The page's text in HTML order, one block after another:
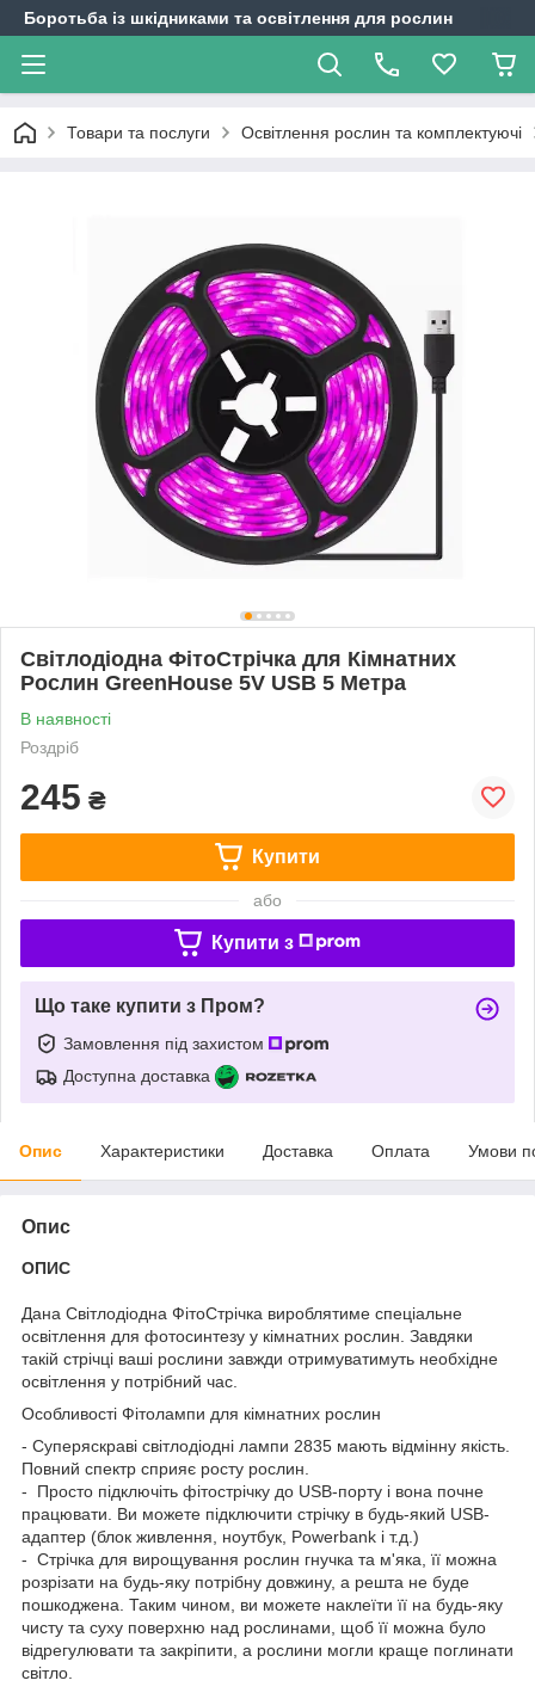
Боротьба із шкідниками та освітлення для рослин
Товари та послуги Освітлення рослин та комплектуючі
Світлодіодна ФітоСтрічка для Кімнатних
Рослин GreenHouse 5V USB 5 Метра
В наявності
Роздріб
245 ₴
Купити
або
Купити з
Що таке купити з Пром?
Замовлення під захистом
Доступна доставка
Опис Характеристики Доставка Оплата Умови
Опис
ОПИС
Дана Світлодіодна ФітоСтрічка вироблятиме спеціальне
освітлення для фотосинтезу у кімнатних рослин. Завдяки
такій стрічці ваші рослини завжди отримуватимуть необхідне
освітлення у потрібний час.
Особливості Фітолампи для кімнатних рослин
- Суперяскраві світлодіодні лампи 2835 мають відмінну якість.
Повний спектр сприяє росту рослин.
- Просто підключіть фітострічку до USB-порту і вона почне
працювати. Ви можете підключити стрічку в будь-який USB-
адаптер (блок живлення, ноутбук, Powerbank і т.д.)
- Стрічка для вирощування рослин гнучка та м'яка, її можна
розрізати на будь-яку потрібну довжину, а решта не буде
пошкоджена. Таким чином, ви можете наклеїти її на будь-яку
чисту та суху поверхню над рослинами, щоб її можна було
відрегулювати та закріпити, а рослини могли краще поглинати
світло.